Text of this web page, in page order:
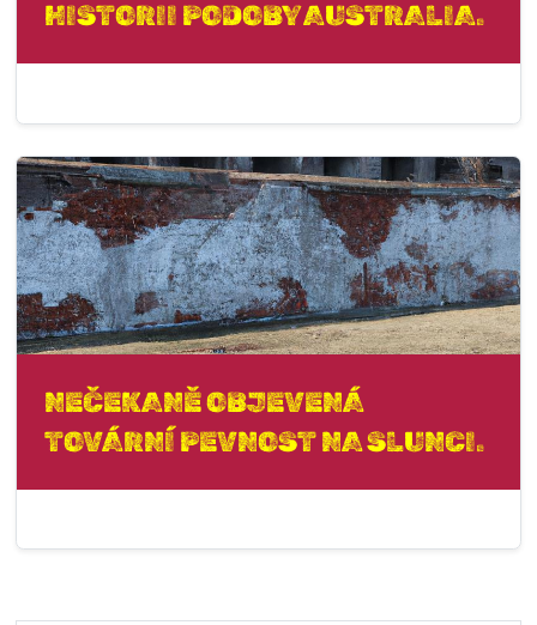
HISTORII PODOBY AUSTRALIA.
NEČEKANĚ OBJEVENÁ
TOVÁRNÍ PEVNOST NA SLUNCI.